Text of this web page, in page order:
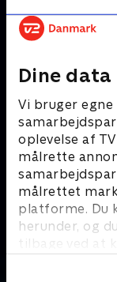
Dine data
Vi bruger
oplevelse af
målrette
målrettet
platforme. Du
herunder, og
tilbage ved at
Andre så også
24 stjerners
TV-Shows • 1